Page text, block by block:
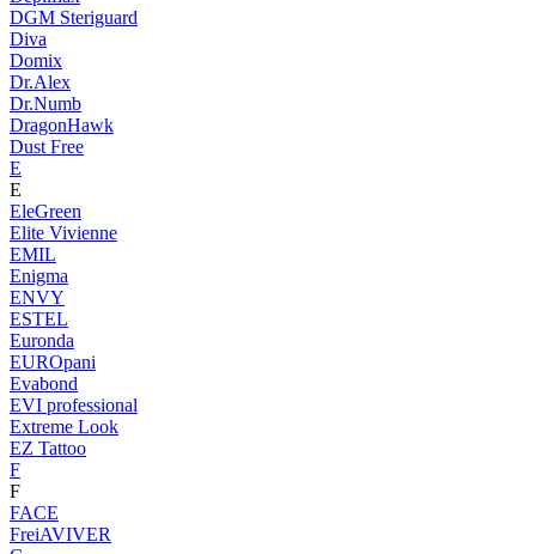
DGM Steriguard
Diva
Domix
Dr.Alex
Dr.Numb
DragonHawk
Dust Free
E
E
EleGreen
Elite Vivienne
EMIL
Enigma
ENVY
ESTEL
Euronda
EUROpani
Evabond
EVI professional
Extreme Look
EZ Tattoo
F
F
FACE
FreiAVIVER